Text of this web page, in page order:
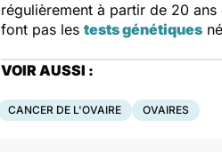
régulièrement à partir de 20
font pas les tests génétiques
VOIR AUSSI :
CANCER DE L'OVAIRE OVAIRES